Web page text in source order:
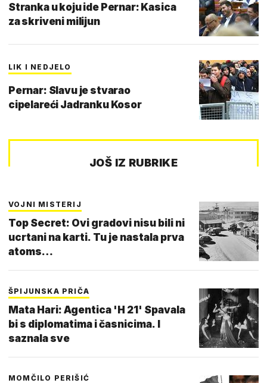
Stranka u koju ide Pernar: Kasica
za skriveni milijun
LIK I NEDJELO
Pernar: Slavu je stvarao
cipelareći Jadranku Kosor
JOŠ IZ RUBRIKE
VOJNI MISTERIJ
Top Secret: Ovi gradovi nisu bili ni
ucrtani na karti. Tu je nastala prva
atoms…
ŠPIJUNSKA PRIČA
Mata Hari: Agentica 'H 21' Spavala
bi s diplomatima i časnicima. I
saznala sve
MOMČILO PERIŠIĆ